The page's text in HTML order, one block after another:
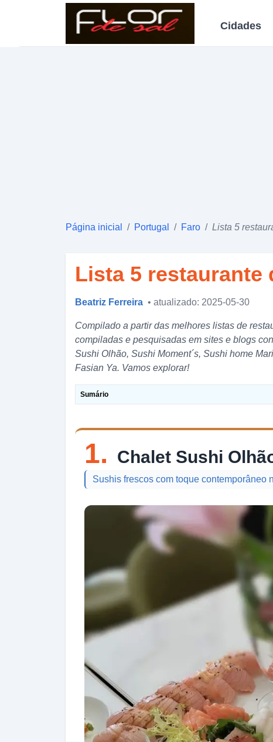
Cidades
Página inicial / Portugal / Faro / Lista 5
Lista 5 restaurante
Beatriz Ferreira • atualizado: 2025-05-30
Compilado a partir das melhores listas de
compiladas e pesquisadas em sites e blogs
Sushi Olhão, Sushi Moment´s, Sushi home
Fasian Ya. Vamos explorar!
Sumário
1. Chalet Sushi
Sushis frescos com toque contemporâneo